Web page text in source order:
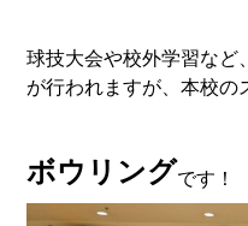
球技大会や校外学習など
が行われますが、本校
ボウリングです！